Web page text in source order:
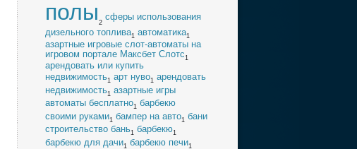
полы 2
cферы использования
дизельного топлива1 автоматика1
азартные игровые слот-автоматы на
игровом портале Максбет Слотс 1
арендовать или купить
недвижимость1 арт нуво1 арендовать
недвижимость1 азартные игры
автоматы бесплатно1 барбекю
своими руками1 бампер на авто1 бани
строительство бань1 барбекю1
барбекю для дачи1 барбекю печи1